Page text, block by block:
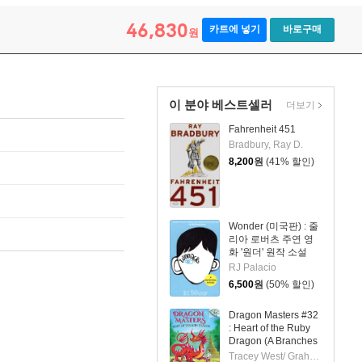
46,830원 카트에 넣기 바로구매
이 분야 베스트셀러
Fahrenheit 451
Bradbury, Ray D.
8,200원 (41% 할인)
Wonder (미국판) : 줄
리아 로버츠 주연 영
화 '원더' 원작 소설
RJ Palacio
6,500원 (50% 할인)
Dragon Masters #32
: Heart of the Ruby
Dragon (A Branches
Book)
더보기